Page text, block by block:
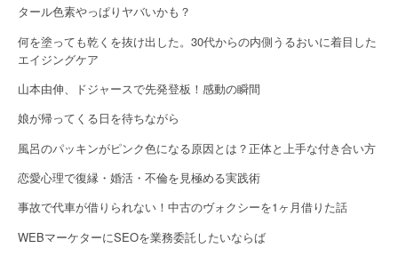
タール色素やっぱりヤバいかも？
何を塗っても乾くを抜け出した。30代からの内側うるおいに着目した
エイジングケア
山本由伸、ドジャースで先発登板！感動の瞬間
娘が帰ってくる日を待ちながら
風呂のパッキンがピンク色になる原因とは？正体と上手な付き合い方
恋愛心理で復縁・婚活・不倫を見極める実践術
事故で代車が借りられない！中古のヴォクシーを1ヶ月借りた話
WEBマーケターにSEOを業務委託したいならば